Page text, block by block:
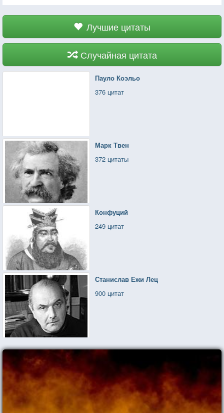
Лучшие цитаты
Случайная цитата
Пауло Коэльо
376 цитат
Марк Твен
372 цитаты
Конфуций
249 цитат
Станислав Ежи Лец
900 цитат